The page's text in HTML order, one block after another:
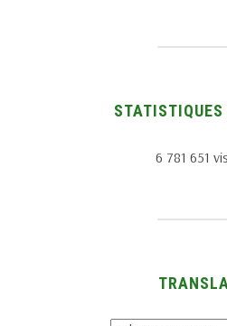
STATISTIQUES
6 781 651